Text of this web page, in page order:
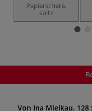
Papierschere,
spitz
Von Ina Mielkau. 128